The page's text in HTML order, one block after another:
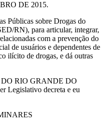
DE 2015.
Públicas sobre Drogas do
RN), para articular, integrar,
com a prevenção do
de usuários e dependentes de
ilícito de drogas, e dá outras
RIO GRANDE DO
Legislativo decreta e eu